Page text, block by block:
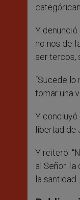
Y denunció
no nos de
ser tercos,
“Sucede
tomar una
Y concluyó
libertad de
Y reiteró:
al Señor:
la